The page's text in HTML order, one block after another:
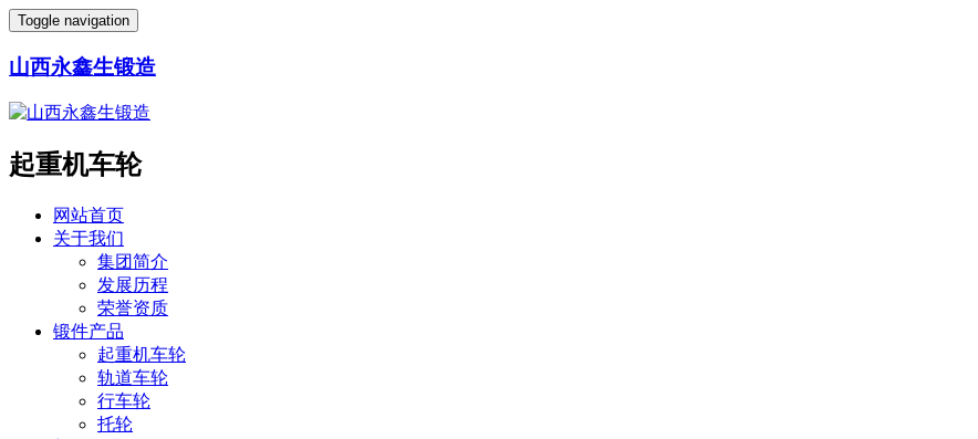
Toggle navigation
山西永鑫生锻造
起重机车轮
网站首页
关于我们
集团简介
发展历程
荣誉资质
锻件产品
起重机车轮
轨道车轮
行车轮
托轮